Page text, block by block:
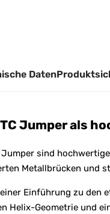
Daten
Jumper als
Jumper sind
Metallbrücken und
Einführung zu den
Helix-Geometrie und